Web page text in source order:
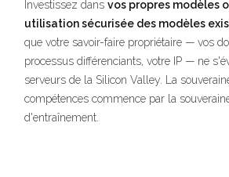
Investissez dansvos propres modèles
utilisation sécurisée des modèles
que votre savoir-faire propriétaire — vos
processus différenciants, votre IP — ne
serveurs de la Silicon Valley. La
compétences commence par la
d'entraînement.